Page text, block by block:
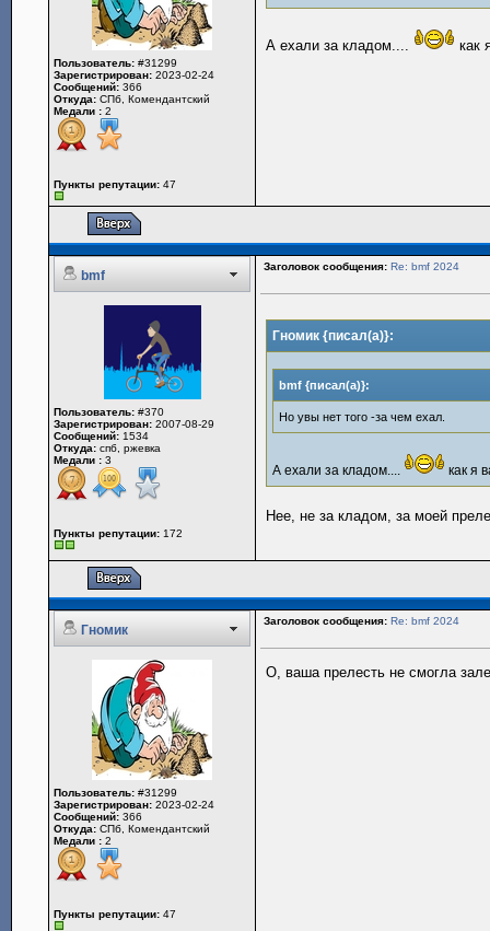
Пользователь: #31299
Зарегистрирован: 2023-02-24
Сообщений: 366
Откуда: СПб, Комендантский
Медали : 2
Пункты репутации: 47
А ехали за кладом.... как
bmf
Заголовок сообщения: Re: bmf 2024
Пользователь: #370
Зарегистрирован: 2007-08-29
Сообщений: 1534
Откуда: спб, ржевка
Медали : 3
Пункты репутации: 172
Гномик {писал(а)}:
bmf {писал(а)}:
Но увы нет того -за чем ехал.
А ехали за кладом.... как я
Нее, не за кладом, за моей
Гномик
Заголовок сообщения: Re: bmf 2024
Пользователь: #31299
Зарегистрирован: 2023-02-24
Сообщений: 366
Откуда: СПб, Комендантский
Медали : 2
Пункты репутации: 47
О, ваша прелесть не смогла